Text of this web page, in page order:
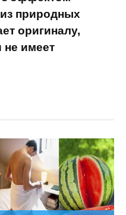
природных
оригиналу,
не имеет